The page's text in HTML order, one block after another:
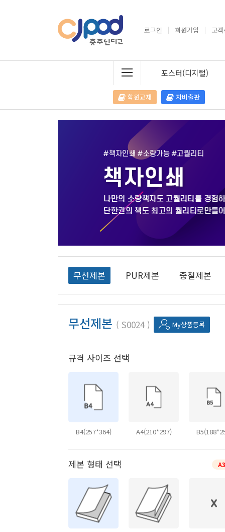
로그인 회원가입 고
포스터(디지털)
학원교재 자비출판
무선제본 PUR제본 중철제본
무선제본 S0024 My상품등록
규격 사이즈 선택
B4(257*364) A4(210*297)
제본 형태 선택